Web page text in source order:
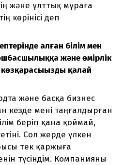
және ұлттық мұраға
көрінісі деп
алған білім мен
және өмірлік
қалай
және басқа бизнес
кезде мені таңғалдырған
беріп қана қоймай,
Сол жерде үлкен
тек қаржыға
түсіндім. Компанияны